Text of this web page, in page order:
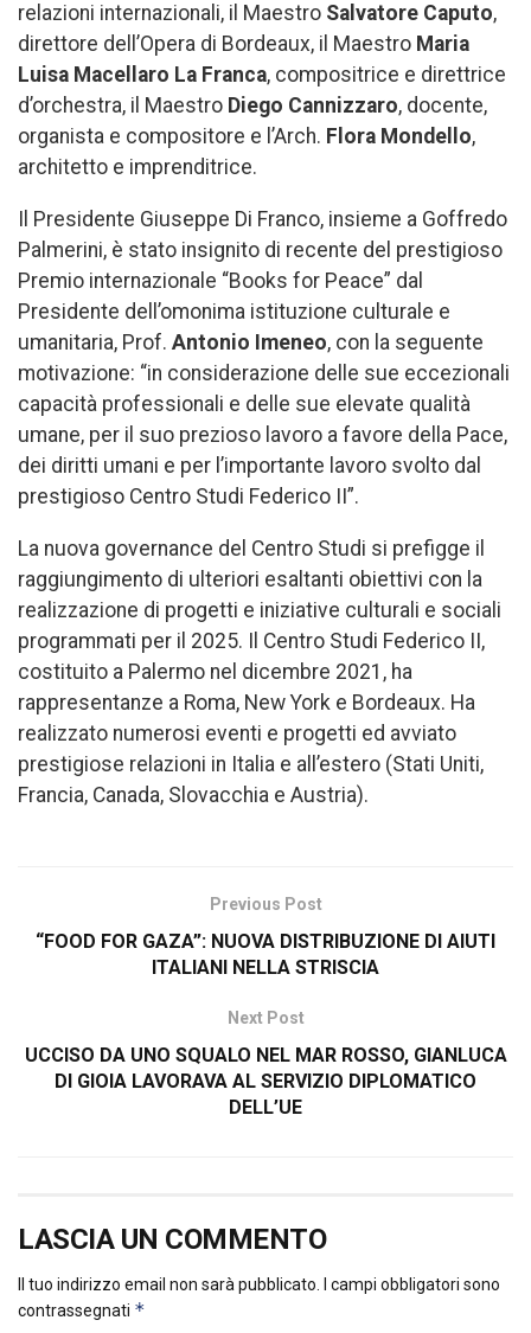
relazioni internazionali, il Maestro Salvatore Caputo,
direttore dell’Opera di Bordeaux, il Maestro Maria
Luisa Macellaro La Franca, compositrice e direttrice
d’orchestra, il Maestro Diego Cannizzaro, docente,
organista e compositore e l’Arch. Flora Mondello,
architetto e imprenditrice.
Il Presidente Giuseppe Di Franco, insieme a Goffredo
Palmerini, è stato insignito di recente del prestigioso
Premio internazionale “Books for Peace” dal
Presidente dell’omonima istituzione culturale e
umanitaria, Prof. Antonio Imeneo, con la seguente
motivazione: “in considerazione delle sue eccezionali
capacità professionali e delle sue elevate qualità
umane, per il suo prezioso lavoro a favore della Pace,
dei diritti umani e per l’importante lavoro svolto dal
prestigioso Centro Studi Federico II”.
La nuova governance del Centro Studi si prefigge il
raggiungimento di ulteriori esaltanti obiettivi con la
realizzazione di progetti e iniziative culturali e sociali
programmati per il 2025. Il Centro Studi Federico II,
costituito a Palermo nel dicembre 2021, ha
rappresentanze a Roma, New York e Bordeaux. Ha
realizzato numerosi eventi e progetti ed avviato
prestigiose relazioni in Italia e all’estero (Stati Uniti,
Francia, Canada, Slovacchia e Austria).
Previous Post
“FOOD FOR GAZA”: NUOVA DISTRIBUZIONE DI AIUTI
ITALIANI NELLA STRISCIA
Next Post
UCCISO DA UNO SQUALO NEL MAR ROSSO, GIANLUCA
DI GIOIA LAVORAVA AL SERVIZIO DIPLOMATICO
DELL’UE
LASCIA UN COMMENTO
Il tuo indirizzo email non sarà pubblicato.
I campi obbligatori sono
contrassegnati *